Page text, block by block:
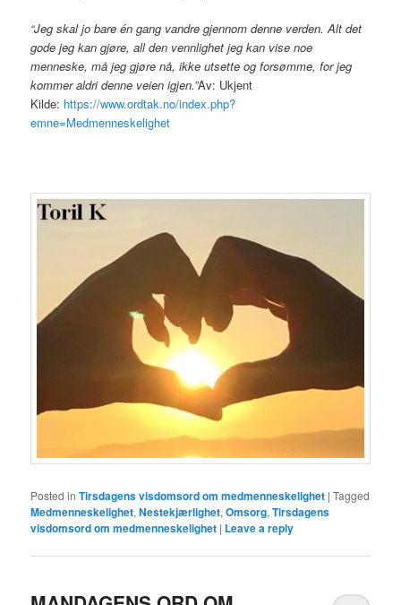
“Jeg skal jo bare én gang vandre gjennom denne verden. Alt det
gode jeg kan gjøre, all den vennlighet jeg kan vise noe
menneske, må jeg gjøre nå, ikke utsette og forsømme, for jeg
kommer aldri denne veien igjen.”Av: Ukjent
Kilde: https://www.ordtak.no/index.php?
emne=Medmenneskelighet
Posted in Tirsdagens visdomsord om medmenneskelighet |Tagged
Medmenneskelighet,Nestekjærlighet,Omsorg,Tirsdagens
visdomsord om medmenneskelighet | Leave a reply